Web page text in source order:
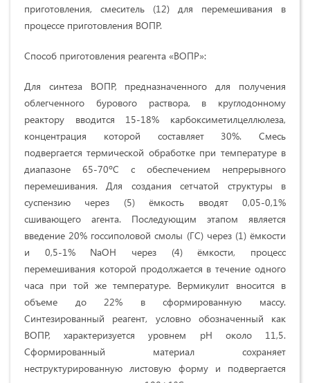
приготовления, смеситель (12) для перемешивания в
процессе приготовления ВОПР.
Способ приготовления реагента «ВОПР»:
Для синтеза ВОПР, предназначенного для получения
облегченного бурового раствора, в круглодонному
реактору вводится 15-18% карбоксиметилцеллюлеза,
концентрация которой составляет 30%. Смесь
подвергается термической обработке при температуре в
диапазоне 65-70ºС с обеспечением непрерывного
перемешивания. Для создания сетчатой структуры в
суспензию через (5) ёмкость вводят 0,05-0,1%
сшивающего агента. Последующим этапом является
введение 20% госсиполовой смолы (ГС) через (1) ёмкости
и 0,5-1% NaOH через (4) ёмкости, процесс
перемешивания которой продолжается в течение одного
часа при той же температуре. Вермикулит вносится в
объеме до 22% в сформированную массу.
Синтезированный реагент, условно обозначенный как
ВОПР, характеризуется уровнем pH около 11,5.
Сформированный материал сохраняет
неструктурированную листовую форму и подвергается